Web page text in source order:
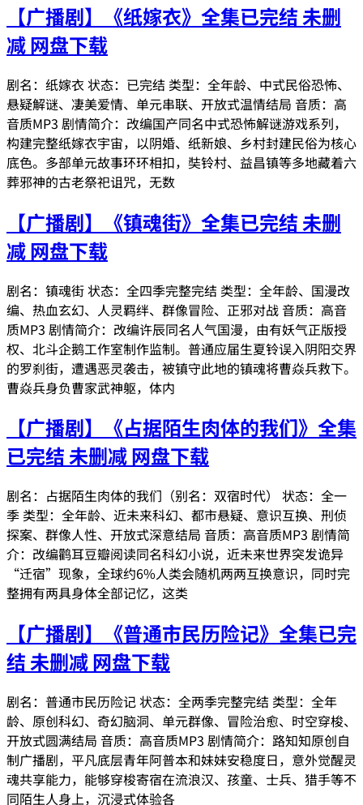
【广播剧】《纸嫁衣》全集已完结 未删
减 网盘下载
剧名：纸嫁衣 状态：已完结 类型：全年龄、中式民俗恐怖、
悬疑解谜、凄美爱情、单元串联、开放式温情结局 音质：高
音质MP3 剧情简介：改编国产同名中式恐怖解谜游戏系列，
构建完整纸嫁衣宇宙，以阴婚、纸新娘、乡村封建民俗为核心
底色。多部单元故事环环相扣，奘铃村、益昌镇等多地藏着六
葬邪神的古老祭祀诅咒，无数
【广播剧】《镇魂街》全集已完结 未删
减 网盘下载
剧名：镇魂街 状态：全四季完整完结 类型：全年龄、国漫改
编、热血玄幻、人灵羁绊、群像冒险、正邪对战 音质：高音
质MP3 剧情简介：改编许辰同名人气国漫，由有妖气正版授
权、北斗企鹅工作室制作监制。普通应届生夏铃误入阴阳交界
的罗刹街，遭遇恶灵袭击，被镇守此地的镇魂将曹焱兵救下。
曹焱兵身负曹家武神躯，体内
【广播剧】《占据陌生肉体的我们》全集
已完结 未删减 网盘下载
剧名：占据陌生肉体的我们（别名：双宿时代） 状态：全一
季 类型：全年龄、近未来科幻、都市悬疑、意识互换、刑侦
探案、群像人性、开放式深意结局 音质：高音质MP3 剧情简
介：改编鹳耳豆瓣阅读同名科幻小说，近未来世界突发诡异
“迁宿”现象，全球约6%人类会随机两两互换意识，同时完
整拥有两具身体全部记忆，这类
【广播剧】《普通市民历险记》全集已完
结 未删减 网盘下载
剧名：普通市民历险记 状态：全两季完整完结 类型：全年
龄、原创科幻、奇幻脑洞、单元群像、冒险治愈、时空穿梭、
开放式圆满结局 音质：高音质MP3 剧情简介：路知知原创自
制广播剧，平凡底层青年阿普本和妹妹安稳度日，意外觉醒灵
魂共享能力，能够穿梭寄宿在流浪汉、孩童、士兵、猎手等不
同陌生人身上，沉浸式体验各